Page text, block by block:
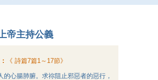
帝主持公義
《 詩篇7篇1～17節》
的心腸肺腑。求祢阻止邪惡者的惡行，